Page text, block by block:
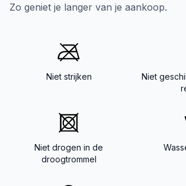
Zo geniet je langer van je aankoop.
Niet strijken
Niet
Niet drogen in de
droogtrommel